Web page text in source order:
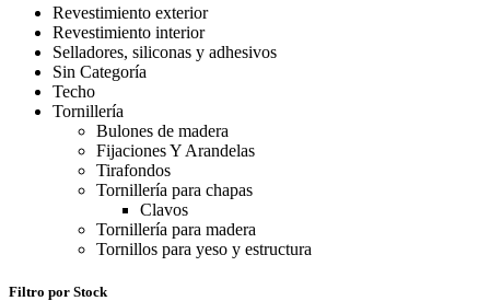
Revestimiento exterior
Revestimiento interior
Selladores, siliconas y adhesivos
Sin Categoría
Techo
Tornillería
Bulones de madera
Fijaciones Y Arandelas
Tirafondos
Tornillería para chapas
Clavos
Tornillería para madera
Tornillos para yeso y estructura
Filtro por Stock